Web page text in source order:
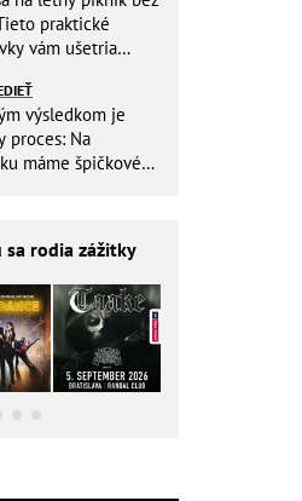
praktické
vám ušetria
výsledkom je
proces: Na
máme špičkové
sa rodia zážitky